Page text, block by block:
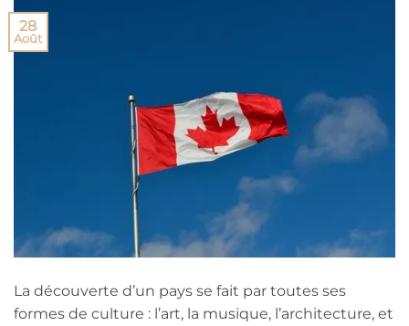
28
Août
La découverte d’un pays se fait par toutes ses
formes de culture : l’art, la musique, l’architecture, et